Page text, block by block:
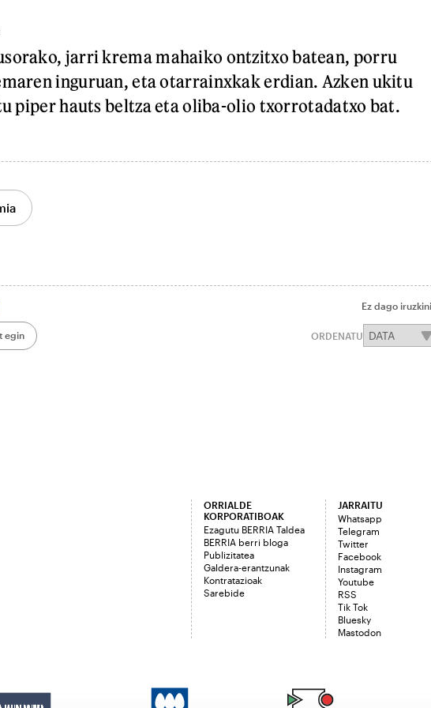
jarri krema mahaiko ontzitxo batean, porru
inguruan, eta otarrainxkak erdian. Azken ukitu
piper hauts beltza eta oliba-olio txorrotadatxo bat.
Ez dago
egin ORDENATU
ORRIALDE
KORPORATIBOAK
Ezagutu BERRIA Taldea
BERRIA berri bloga
Publizitatea
Galdera-erantzunak
Kontratazioak
Sarebide
JARRAITU
Whatsapp
Telegram
Twitter
Facebook
Instagram
Youtube
RSS
Tik Tok
Bluesky
Mastodon